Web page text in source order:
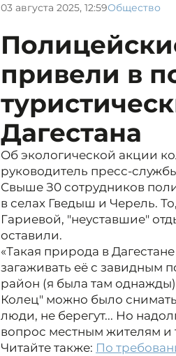
03 августа 2025, 12:59Общество
привели в
Дагестана
Об экологической акции
руководитель пресс-
Свыше З0 сотрудников
в селах Гведыш и Черель.
Гариевой, "неуставшие"
оставили.
«Такая природа в
загаживать её с завидным
район (я была там
Колец" можно было
люди, не берегут... Но
вопрос местным жителям и
Читайте также: По